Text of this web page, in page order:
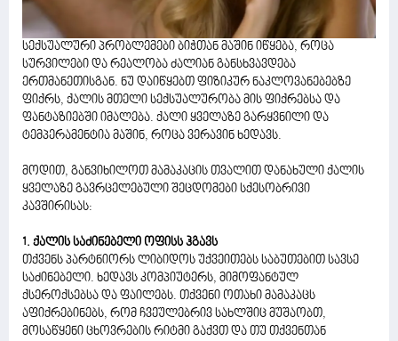
სექსუალური პრობლემები ბიჭთან მაშინ იწყება, როცა
სურვილები და რეალობა ძალიან განსხვავდება
ერთმანეთისგან. ნუ დაიწყებთ ფიზიკურ ნაკლოვანებებზე
ფიქრს, ქალის მთელი სექსუალურობა მის ფიქრებსა და
ფანტაზიებში იმალება. ქალი ყველაზე გარყვნილი და
ტემპერამენტია მაშინ, როცა ვერავინ ხედავს.
მოდით, განვიხილოთ მამაკაცის თვალით დანახული ქალის
ყველაზე გავრცელებული შეცდომები სქესობრივი
კავშირისას:
1. ქალის საძინებელი ოფისს ჰგავს
თქვენს პარტნიორს ლიბიდოს უქვეითებს საბუთებით სავსე
საძინებელი. ხედავს კომპიუტერს, მიმოფანტულ
ქსეროქსებსა და ფაილებს. თქვენი ოთახი მამაკაცს
აფიქრებინებს, რომ ჩვეულებრივ სახლშიც მუშაობთ,
მოსაწყენი ცხოვრების რიტმი გაქვთ და თუ თქვენთან